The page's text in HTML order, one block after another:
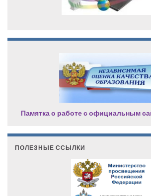
Памятка о работе с официальным
ПОЛЕЗНЫЕ ССЫЛКИ